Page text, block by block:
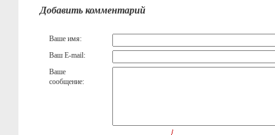
Добавить комментарий
Ваше имя:
Ваш E-mail:
Ваше
сообщение: